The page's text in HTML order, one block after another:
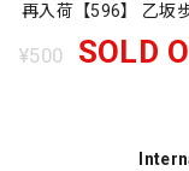
再入荷【596】 乙坂
¥500 SOLD